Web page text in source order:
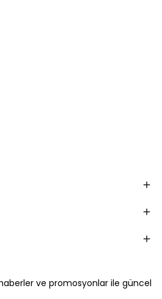
ve promosyonlar ile güncel